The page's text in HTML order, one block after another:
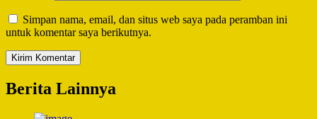
Simpan nama, email, dan situs web saya pada peramban ini
untuk komentar saya berikutnya.
Berita Lainnya